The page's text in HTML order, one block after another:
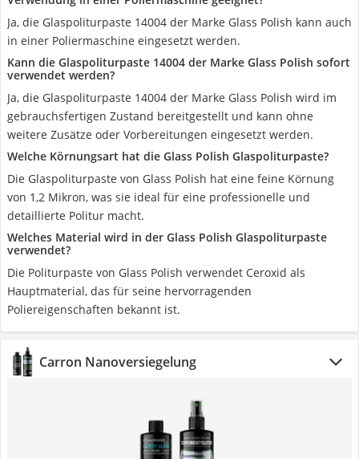
Ja, die Glaspoliturpaste 14004 der Marke Glass Polish kann auch
in einer Poliermaschine eingesetzt werden.
Kann die Glaspoliturpaste 14004 der Marke Glass Polish sofort
verwendet werden?
Ja, die Glaspoliturpaste 14004 der Marke Glass Polish wird im
gebrauchsfertigen Zustand bereitgestellt und kann ohne
weitere Zusätze oder Vorbereitungen eingesetzt werden.
Welche Körnungsart hat die Glass Polish Glaspoliturpaste?
Die Glaspoliturpaste von Glass Polish hat eine feine Körnung
von 1,2 Mikron, was sie ideal für eine professionelle und
detaillierte Politur macht.
Welches Material wird in der Glass Polish Glaspoliturpaste
verwendet?
Die Politurpaste von Glass Polish verwendet Ceroxid als
Hauptmaterial, das für seine hervorragenden
Poliereigenschaften bekannt ist.
Carron Nanoversiegelung